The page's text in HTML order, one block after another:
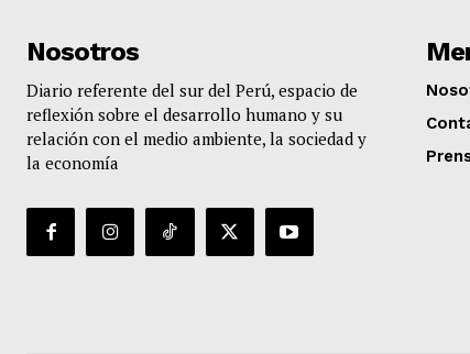
Nosotros
Diario referente del sur del Perú, espacio de
reflexión sobre el desarrollo humano y su
relación con el medio ambiente, la sociedad y
la economía